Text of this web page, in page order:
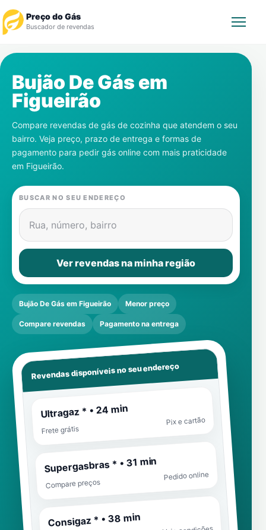
Preço do Gás
Buscador de revendas
Revendedor
Notícias
Cadastre-se
Gás
Contatos
Bujão De Gás em
Figueirão
Compare revendas de gás de cozinha que atendem o seu
bairro. Veja preço, prazo de entrega e formas de
pagamento para pedir gás online com mais praticidade
em Figueirão.
BUSCAR NO SEU ENDEREÇO
Rua, número, bairro
Ver revendas na minha região
Bujão De Gás em Figueirão Menor preço
Compare revendas Pagamento na entrega
Revendas disponíveis no seu endereço
Ultragaz * • 24 min
Frete grátis
Pix e cartão
Supergasbras * • 31 min
Compare preços
Pedido online
Consigaz * • 38 min